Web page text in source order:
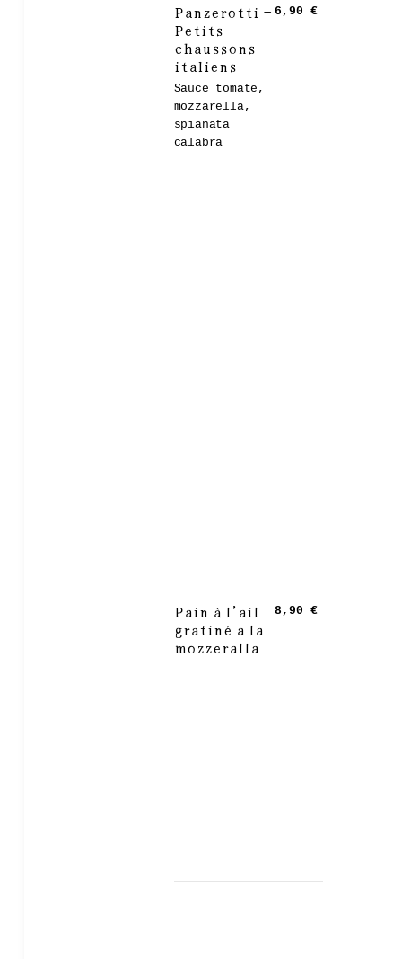
Panzerotti –
Petits
chaussons
italiens
Sauce tomate,
mozzarella,
spianata
calabra
6,90 €
Pain à l’ail
gratiné a la
mozzeralla
8,90 €